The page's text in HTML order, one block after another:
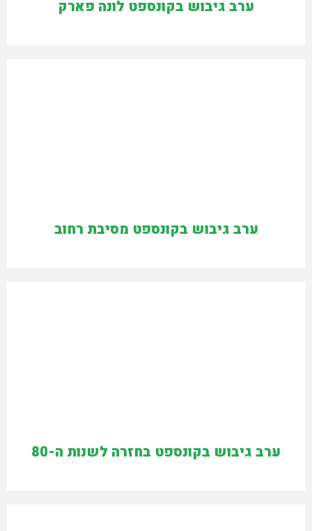
ערב גיבוש בקונספט לונה פארק
ערב גיבוש בקונספט מסיבת רחוב
ערב גיבוש בקונספט בחזרה לשנות ה-80